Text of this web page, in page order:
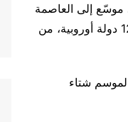
إلى العاصمة
الأردنية، عمّان، يتضمن أكثر من 300 ألف مقعد على متن رحلاتها إلى 18 وجهة تربط الأردن بـ 12 دولة أوروبية، من
“رايان إير” عن 18 وجهة إلى عمّان لموسم شتاء